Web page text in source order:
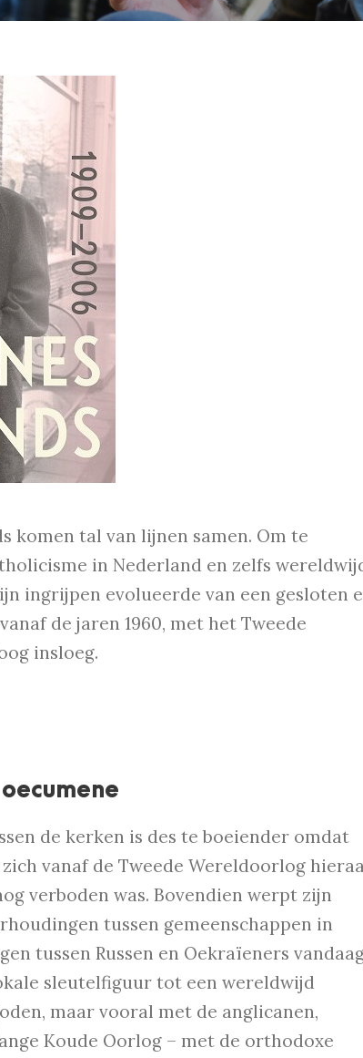
komen tal van lijnen samen. Om te
in Nederland en zelfs
ingrijpen evolueerde van een gesloten
de jaren 1960, met het Tweede
insloeg.
de kerken is des te boeiender omdat
vanaf de Tweede Wereldoorlog
verboden was. Bovendien werpt zijn
tussen gemeenschappen in
tussen Russen en Oekraïeners
sleutelfiguur tot een wereldwijd
maar vooral met de anglicanen,
Koude Oorlog – met de orthodoxe